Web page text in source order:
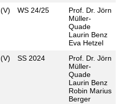
WS 24/25
Prof. Dr. Jörn
Müller-
Quade
Laurin Benz
Eva Hetzel
SS 2024
Prof. Dr. Jörn
Müller-
Quade
Laurin Benz
Robin Marius
Berger